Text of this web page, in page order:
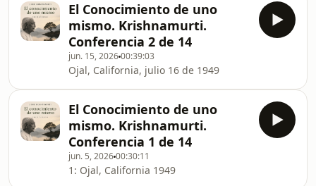
El Conocimiento de uno
mismo. Krishnamurti.
Conferencia 2 de 14
jun. 15, 202600:39:03
Ojal, California, julio 16 de 1949
El Conocimiento de uno
mismo. Krishnamurti.
Conferencia 1 de 14
jun. 5, 202600:30:11
1: Ojal, California 1949